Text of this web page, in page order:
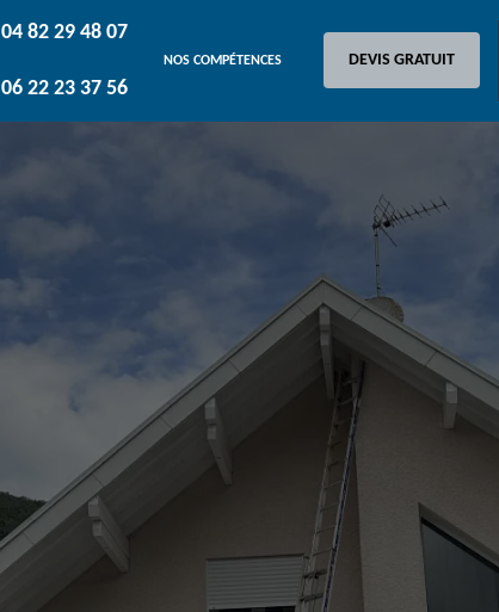
04 82 29 48 07
06 22 23 37 56
NOS COMPÉTENCES DEVIS GRATUIT